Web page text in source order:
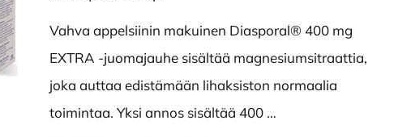
Vahva appelsiinin makuinen Diasporal® 400 mg
EXTRA -juomajauhe sisältää magnesiumsitraattia,
joka auttaa edistämään lihaksiston normaalia
toimintaa. Yksi annos sisältää 400 …